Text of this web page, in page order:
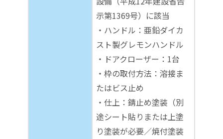
示第1369号）に該当
・ハンドル：亜鉛ダイカ
スト製グレモンハンドル
・ドアクローザー：1台
・枠の取付方法：溶接ま
たはビス止め
・仕上：錆止め塗装（別
途シート貼りまたは上塗
り塗装が必要／焼付塗装